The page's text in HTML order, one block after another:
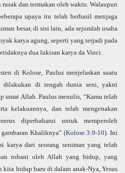
dan termakan oleh waktu. Walaupun
upaya itu telah berhasil menjaga
besar, di sisi lain, ada sejumlah usaha
karya agung, seperti yang terjadi pada
dua lukisan karya da Vinci.
di Kolose, Paulus menjelaskan suatu
dilakukan di tengah dunia seni, yakni
umat Allah. Paulus menulis, “Kamu telah
kelakuannya, dan telah mengenakan
diperbaharui untuk memperoleh
Khaliknya” (Kolose 3:9-10). Ini
karya dari seorang seniman yang telah
rohani oleh Allah yang hidup, yang
hidup baru di dalam anak-Nya, Yesus